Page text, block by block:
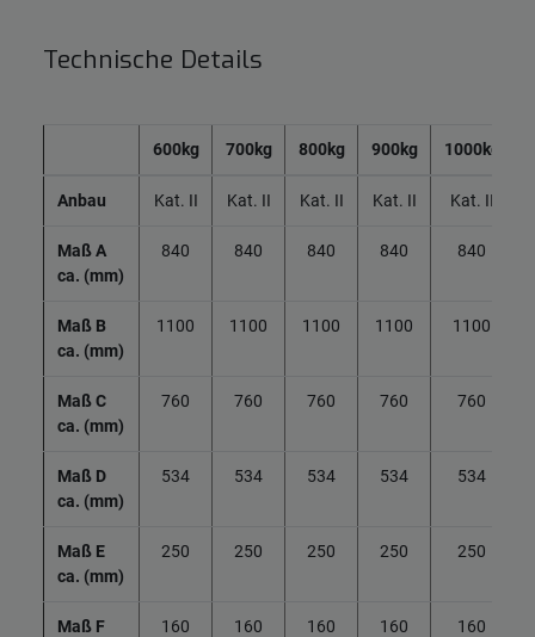
Technische Details
600kg 700kg 800kg 900kg 1000kg
Anbau Kat. II Kat. II Kat. II Kat. II Kat. II
Maß A
ca. (mm)
840 840 840 840 840
Maß B
ca. (mm)
1100 1100 1100 1100 1100
Maß C
ca. (mm)
760 760 760 760 760
Maß D
ca. (mm)
534 534 534 534 534
Maß E
ca. (mm)
250 250 250 250 250
Maß F
160 160 160 160 160